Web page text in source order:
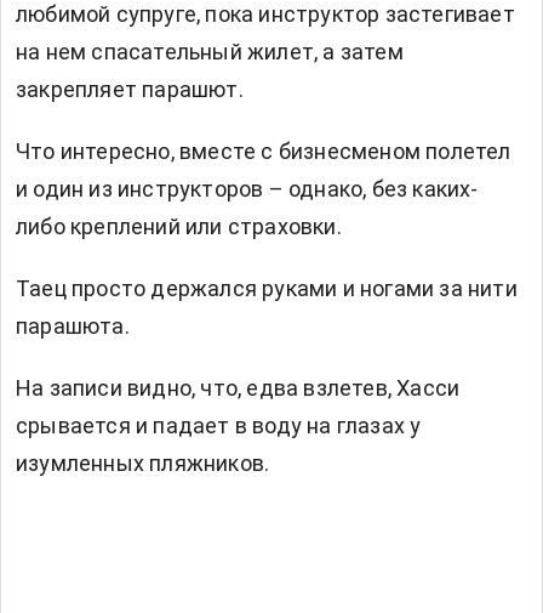
любимой супруге, пока инструктор застегивает
на нем спасательный жилет, а затем
закрепляет парашют.
Что интересно, вместе с бизнесменом полетел
и один из инструкторов – однако, без каких-
либо креплений или страховки.
Таец просто держался руками и ногами за нити
парашюта.
На записи видно, что, едва взлетев, Хасси
срывается и падает в воду на глазах у
изумленных пляжников.